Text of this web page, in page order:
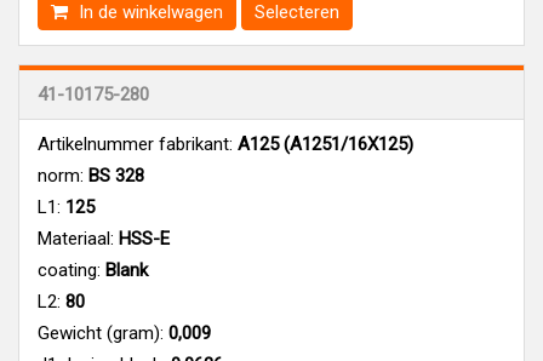
In de winkelwagen
Selecteren
41-10175-280
Artikelnummer fabrikant: A125 (A1251/16X125)
norm: BS 328
L1: 125
Materiaal: HSS-E
coating: Blank
L2: 80
Gewicht (gram): 0,009